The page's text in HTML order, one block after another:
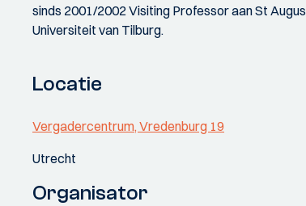
sinds 2001/2002 Visiting Professor aan St
Universiteit van Tilburg.
Locatie
Vergadercentrum, Vredenburg 19
Utrecht
Organisator